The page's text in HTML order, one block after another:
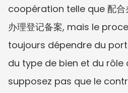
coopération telle que 配合
办理登记备案, mais le
toujours dépendre du
du type de bien et du rôle
supposez pas que le